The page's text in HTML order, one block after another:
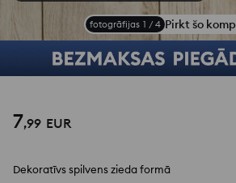
fotogrāfijas 1 / 4 Pirkt šo
7,99 EUR
Dekoratīvs spilvens zieda formā